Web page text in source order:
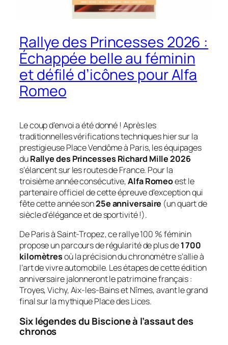
Rallye des Princesses 2026 :
Échappée belle au féminin
et défilé d’icônes pour Alfa
Romeo
Le coup d’envoi a été donné ! Après les
traditionnelles vérifications techniques hier sur la
prestigieuse Place Vendôme à Paris, les équipages
duRallye des Princesses Richard Mille 2026
s’élancent sur les routes de France. Pour la
troisième année consécutive,Alfa Romeoest le
partenaire officiel de cette épreuve d’exception qui
fête cette année son25e anniversaire (un quart de
siècle d’élégance et de sportivité !).
De Paris à Saint-Tropez, ce rallye 100 % féminin
propose un parcours de régularité de plus de1 700
kilomètresoù la précision du chronomètre s’allie à
l’art de vivre automobile. Les étapes de cette édition
anniversaire jalonneront le patrimoine français :
Troyes, Vichy, Aix-les-Bains et Nîmes, avant le grand
final sur la mythique Place des Lices.
Six légendes du Biscione à l’assaut des
chronos